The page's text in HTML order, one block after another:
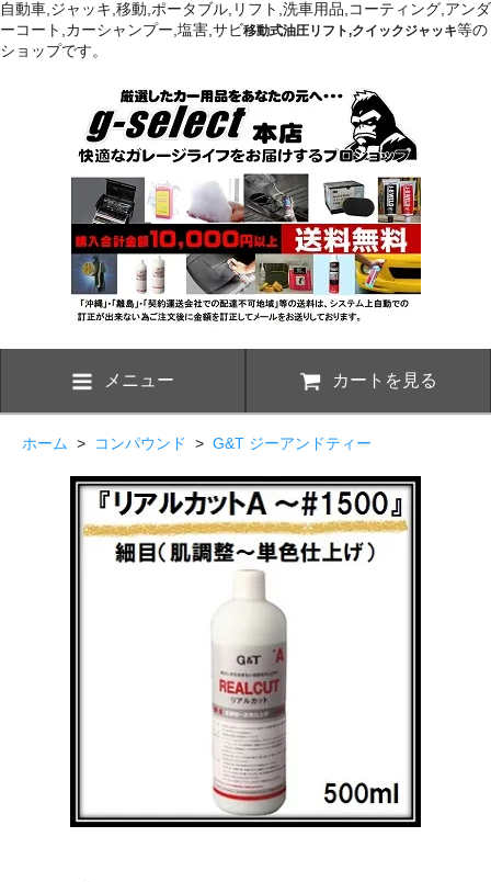
自動車,ジャッキ,移動,ポータブル,リフト,洗車用品,コーティング,アンダ
ーコート,カーシャンプー,塩害,サビ移動式油圧リフト,クイックジャッキ等の
ショップです。
メニュー カートを見る
ホーム > コンパウンド > G&T ジーアンドティー